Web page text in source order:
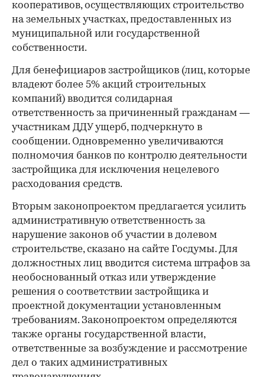
кооперативов, осуществляющих строительство
на земельных участках, предоставленных из
муниципальной или государственной
собственности.
Для бенефициаров застройщиков (лиц, которые
владеют более 5% акций строительных
компаний) вводится солидарная
ответственность за причиненный гражданам —
участникам ДДУ ущерб, подчеркнуто в
сообщении. Одновременно увеличиваются
полномочия банков по контролю деятельности
застройщика для исключения нецелевого
расходования средств.
Вторым законопроектом предлагается усилить
административную ответственность за
нарушение законов об участии в долевом
строительстве, сказано на сайте Госдумы. Для
должностных лиц вводится система штрафов за
необоснованный отказ или утверждение
решения о соответствии застройщика и
проектной документации установленным
требованиям. Законопроектом определяются
также органы государственной власти,
ответственные за возбуждение и рассмотрение
дел о таких административных